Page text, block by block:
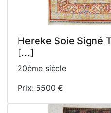
Hereke Soie Signé
[...]
20ème siècle
Prix: 5500 €